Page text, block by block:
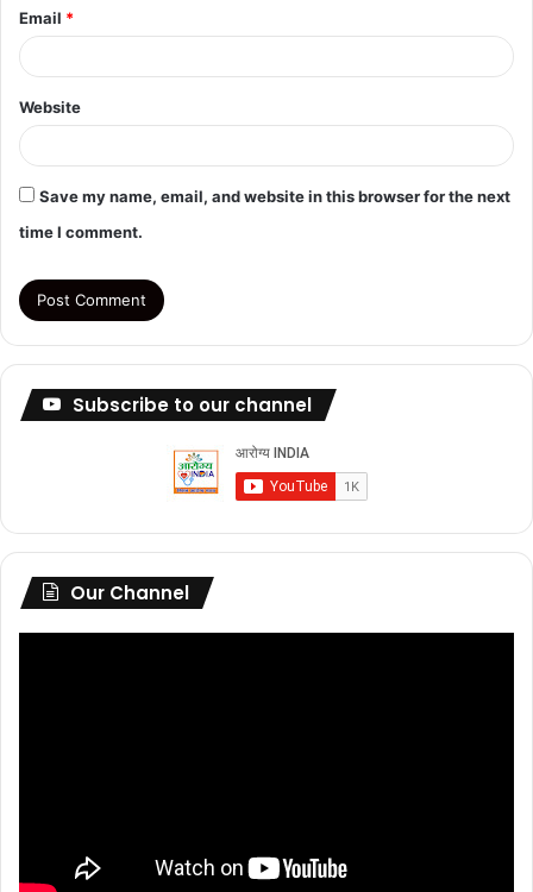
Email *
Website
Save my name, email, and website in this browser for the next
time I comment.
Subscribe to our channel
Our Channel